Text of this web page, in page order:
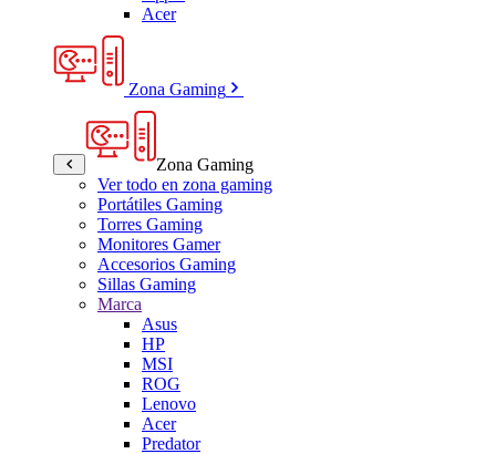
Acer
Zona Gaming
Zona Gaming
Ver todo en zona gaming
Portátiles Gaming
Torres Gaming
Monitores Gamer
Accesorios Gaming
Sillas Gaming
Marca
Asus
HP
MSI
ROG
Lenovo
Acer
Predator